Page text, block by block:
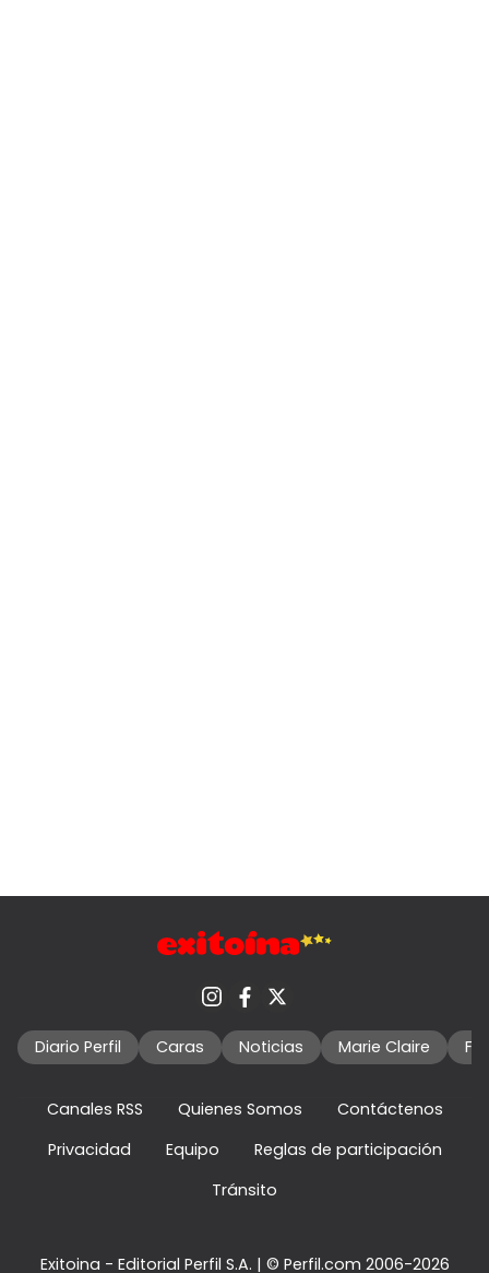
Diario Perfil Caras Noticias Marie Claire
Canales RSS Quienes Somos
Contáctenos
Privacidad
Equipo
Reglas de participación
Tránsito
Exitoina - Editorial Perfil S.A. | © Perfil.com 2006-2026